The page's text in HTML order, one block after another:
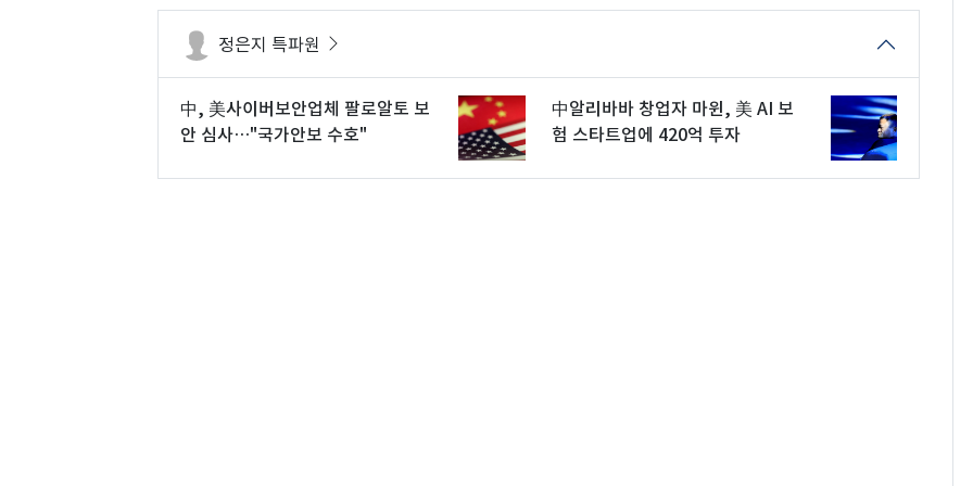
정은지 특파원
中, 美사이버보안업체 팔로알토 보
안 심사…"국가안보 수호"
中알리바바 창업자 마윈, 美 AI 보
험 스타트업에 420억 투자